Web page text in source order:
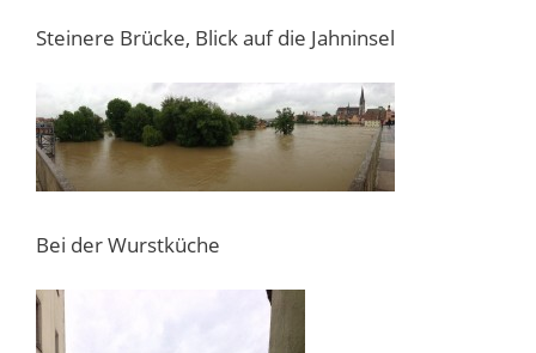
Steinere Brücke, Blick auf die Jahninsel
Bei der Wurstküche